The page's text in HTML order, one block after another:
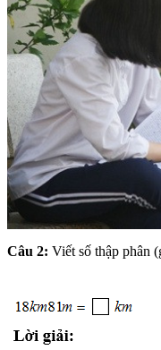
Câu 2: Viết số thập phân